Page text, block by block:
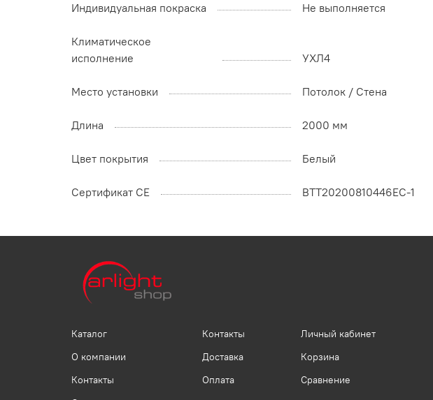
Индивидуальная покраска Не выполняется
Климатическое
исполнение
УХЛ4
Место установки Потолок / Cтена
Длина 2000 мм
Цвет покрытия Белый
Сертификат CE BTT20200810446EC-1
Каталог
О компании
Контакты
Контакты
Доставка
Оплата
Личный кабинет
Корзина
Сравнение